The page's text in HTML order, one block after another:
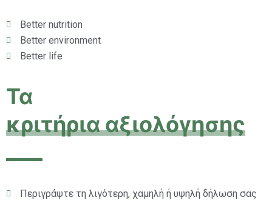
Better nutrition
Better environment
Better life
Τα
κριτήρια αξιολόγησης
Περιγράψτε τη λιγότερη, χαμηλή ή υψηλή δήλωση σας